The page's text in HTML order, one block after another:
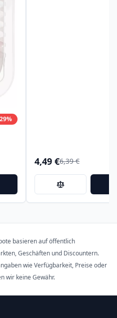
29%
4,49 €6,39 €
basieren auf öffentlich
Geschäften und Discountern.
wie Verfügbarkeit, Preise oder
wir keine Gewähr.